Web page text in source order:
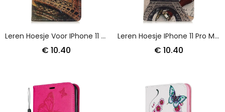
Leren Hoesje Voor IPhone 11 Pro Max Eiffeltoren In De Herfst
€ 10.40
Leren Hoesje IPhone 11 Pro Max Telefoonhoesje Eiffeltoren Van De Dichter
€ 10.40